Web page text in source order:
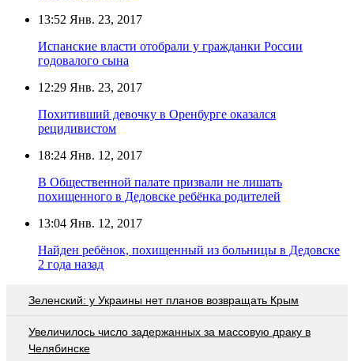
13:52 Янв. 23, 2017
Испанские власти отобрали у гражданки России
годовалого сына
12:29 Янв. 23, 2017
Похитивший девочку в Оренбурге оказался
рецидивистом
18:24 Янв. 12, 2017
В Общественной палате призвали не лишать
похищенного в Дедовске ребёнка родителей
13:04 Янв. 12, 2017
Найден ребёнок, похищенный из больницы в Дедовске
2 года назад
Зеленский: у Украины нет планов возвращать Крым
Увеличилось число задержанных за массовую драку в
Челябинске